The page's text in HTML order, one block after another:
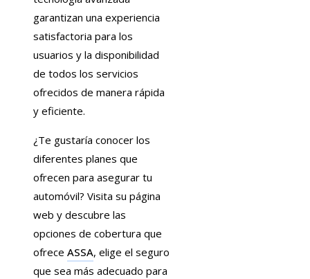
garantizan una experiencia
satisfactoria para los
usuarios y la disponibilidad
de todos los servicios
ofrecidos de manera rápida
y eficiente.
¿Te gustaría conocer los
diferentes planes que
ofrecen para asegurar tu
automóvil? Visita su página
web y descubre las
opciones de cobertura que
ofrece ASSA, elige el seguro
que sea más adecuado para